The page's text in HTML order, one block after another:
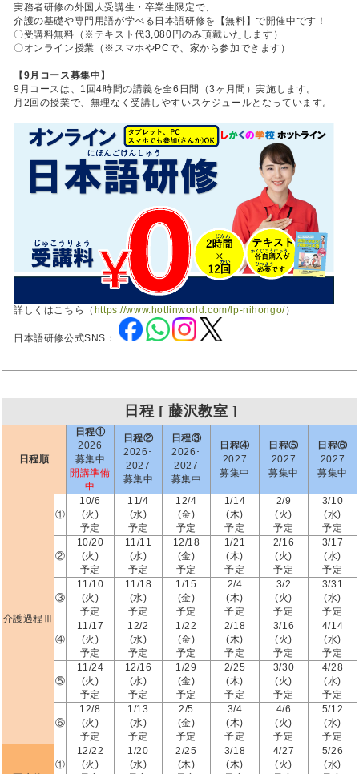
実務者研修の外国人受講生・卒業生限定で、
介護の基礎や専門用語が学べる日本語研修を【無料】で開催中です！
〇受講料無料（※テキスト代3,080円のみ頂戴いたします）
〇オンライン授業（※スマホやPCで、家から参加できます）
【9月コース募集中】
9月コースは、1回4時間の講義を全6日間（3ヶ月間）実施します。
月2回の授業で、無理なく受講しやすいスケジュールとなっています。
詳しくはこちら（ https://www.hotlinworld.com/lp-nihongo/）
日本語研修公式SNS：
日程 [ 藤沢教室 ]
日程順
日程①
2026
募集中
開講準備
中
日程②
2026･
2027
募集中
日程③
2026･
2027
募集中
日程④
2027
募集中
日程⑤
2027
募集中
日程⑥
2027
募集中
介護過程Ⅲ
①
10/6
(火)
予定
11/4
(水)
予定
12/4
(金)
予定
1/14
(木)
予定
2/9
(火)
予定
3/10
(水)
予定
②
10/20
(火)
予定
11/11
(水)
予定
12/18
(金)
予定
1/21
(木)
予定
2/16
(火)
予定
3/17
(水)
予定
③
11/10
(火)
予定
11/18
(水)
予定
1/15
(金)
予定
2/4
(木)
予定
3/2
(火)
予定
3/31
(水)
予定
④
11/17
(火)
予定
12/2
(水)
予定
1/22
(金)
予定
2/18
(木)
予定
3/16
(火)
予定
4/14
(水)
予定
⑤
11/24
(火)
予定
12/16
(水)
予定
1/29
(金)
予定
2/25
(木)
予定
3/30
(火)
予定
4/28
(水)
予定
⑥
12/8
(火)
予定
1/13
(水)
予定
2/5
(金)
予定
3/4
(木)
予定
4/6
(火)
予定
5/12
(水)
予定
①
12/22
(火)
1/20
(水)
2/25
(木)
3/18
(木)
4/27
(火)
5/26
(水)